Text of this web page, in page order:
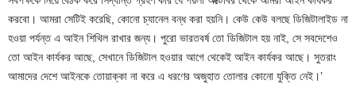
করবো। আমরা সেটিই করেছি, কোনো চ্যানেল বন্ধ করা হয়নি। কেউ কেউ বলছে ডিজিটালাইড না
হওয়া পর্যন্ত এ আইন শিথিল রাখার জন্য। পুরো ভারতবর্ষ তো ডিজিটাল হয় নাই, সে সবদেশেও
তো আইন কার্যকর আছে, সেখানে ডিজিটাল হওয়ার আগে থেকেই আইন কার্যকর আছে। সুতরাং
আমাদের দেশে আইনকে তোয়াক্কা না করে এ ধরণের অজুহাত তোলার কোনো যুক্তি নেই।’